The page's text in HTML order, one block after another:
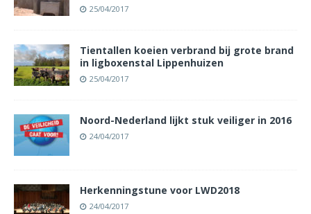
25/04/2017
Tientallen koeien verbrand bij grote brand
in ligboxenstal Lippenhuizen
25/04/2017
Noord-Nederland lijkt stuk veiliger in 2016
24/04/2017
Herkenningstune voor LWD2018
24/04/2017